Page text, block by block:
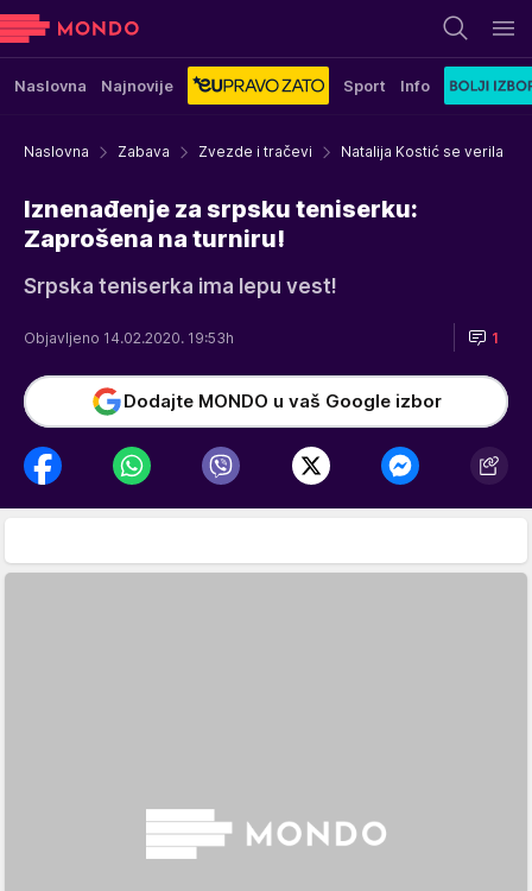
Naslovna Najnovije Sport Info
Naslovna Zabava Zvezde i tračevi Natalija Kostić se verila
Iznenađenje za srpsku teniserku:
Zaprošena na turniru!
Srpska teniserka ima lepu vest!
Objavljeno 14.02.2020. 19:53h 1
Dodajte MONDO u vaš Google izbor